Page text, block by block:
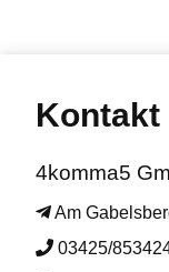
Kontakt
4komma5
Am
03425/